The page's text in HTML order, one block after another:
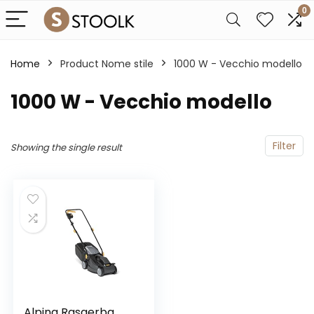
0
Home Product Nome stile 1000 W - Vecchio modello
1000 W - Vecchio modello
Filter
Showing the single result